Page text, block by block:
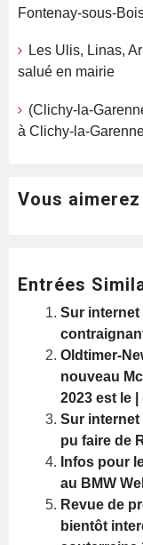
Fontenay-sous-
Les Ulis, Linas,
salué en mairie
(Clichy-la-
à Clichy-la-
Vous
Entrées
Sur internet
Oldtimer-
nouveau
2023 est le
Sur internet
pu faire de
Infos pour
au BMW
Revue de
bientôt